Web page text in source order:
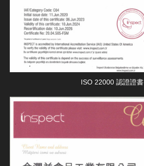
ISO 22000 認證證書